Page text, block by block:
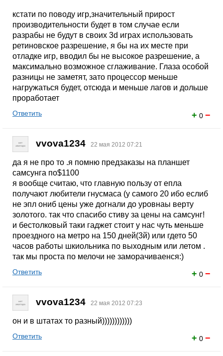
кстати по поводу игр,значительный прирост
производительности будет в том случае если
разрабы не будут в своих 3d играх использовать
ретиновское разрешение, я бы на их месте при
отладке игр, вводил бы не высокое разрешение, а
максимально возможное сглаживание. Глаза особой
разницы не заметят, зато процессор меньше
нагружаться будет, отсюда и меньше лагов и дольше
проработает
+ 0 −
Ответить
vvova1234 22 мая 2012 07:21
да я не про то .я помню предзаказы на планшет
самсунга по$1100
я вообще считаю, что главную пользу от епла
получают любители гнусмаса (у самого 20 ибо еслиб
не эпл ониб цены уже догнали до уровнаы верту
золотого. так что спасибо стиву за цены на самсунг!
и бестолковый таки гaджет стоит у нас чуть меньше
проездного на метро на 150 дней(3й) или гдето 50
часов работы шкиольника по выходным или летом .
так мы проста по мелочи не заморачиваенся:)
+ 0 −
Ответить
vvova1234 22 мая 2012 07:23
он и в штатах то разный))))))))))))
+ 0 −
Ответить